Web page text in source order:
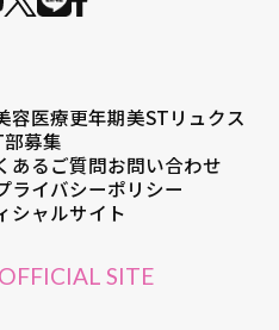
容医療更年期美STリュクス
募集
あるご質問お問い合わせ
ライバシーポリシー
シャルサイト
SITE